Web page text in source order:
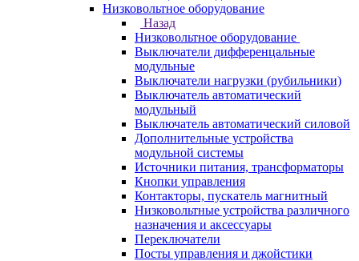
Низковольтное оборудование
Назад
Низковольтное оборудование
Выключатели дифференцальные
модульные
Выключатели нагрузки (рубильники)
Выключатель автоматический
модульный
Выключатель автоматический силовой
Дополнительные устройства
модульной системы
Источники питания, трансформаторы
Кнопки управления
Контакторы, пускатель магнитный
Низковольтные устройства различного
назначения и аксессуары
Переключатели
Посты управления и джойстики